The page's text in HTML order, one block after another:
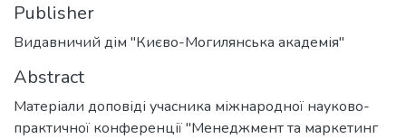
Publisher
Видавничий дім "Києво-Могилянська академія"
Abstract
Матеріали доповіді учасника міжнародної науково-
практичної конференції "Менеджмент та маркетинг